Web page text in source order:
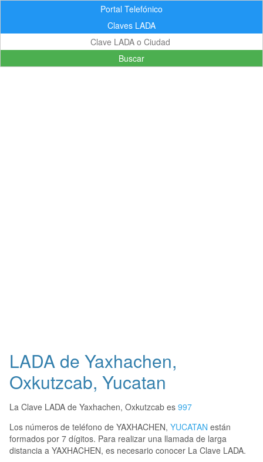
Portal Telefónico
Claves LADA
Buscar
LADA de Yaxhachen,
Oxkutzcab, Yucatan
La Clave LADA de Yaxhachen, Oxkutzcab es 997
Los números de teléfono de YAXHACHEN, YUCATAN están
formados por 7 dígitos. Para realizar una llamada de larga
distancia a YAXHACHEN, es necesario conocer La Clave LADA.